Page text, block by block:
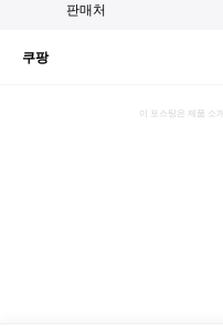
판매처
쿠팡
이 포스팅은 제품 소